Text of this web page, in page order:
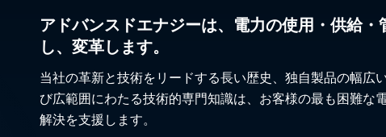
アドバンスドエナジーは、電力の使用・供給・
し、変革します。
当社の革新と技術をリードする長い歴史、独自製品の幅広
び広範囲にわたる技術的専門知識は、お客様の最も困難な
解決を支援します。